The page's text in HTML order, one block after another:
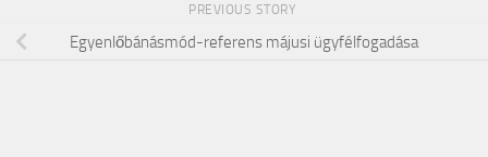
PREVIOUS STORY
Egyenlőbánásmód-referens májusi ügyfélfogadása